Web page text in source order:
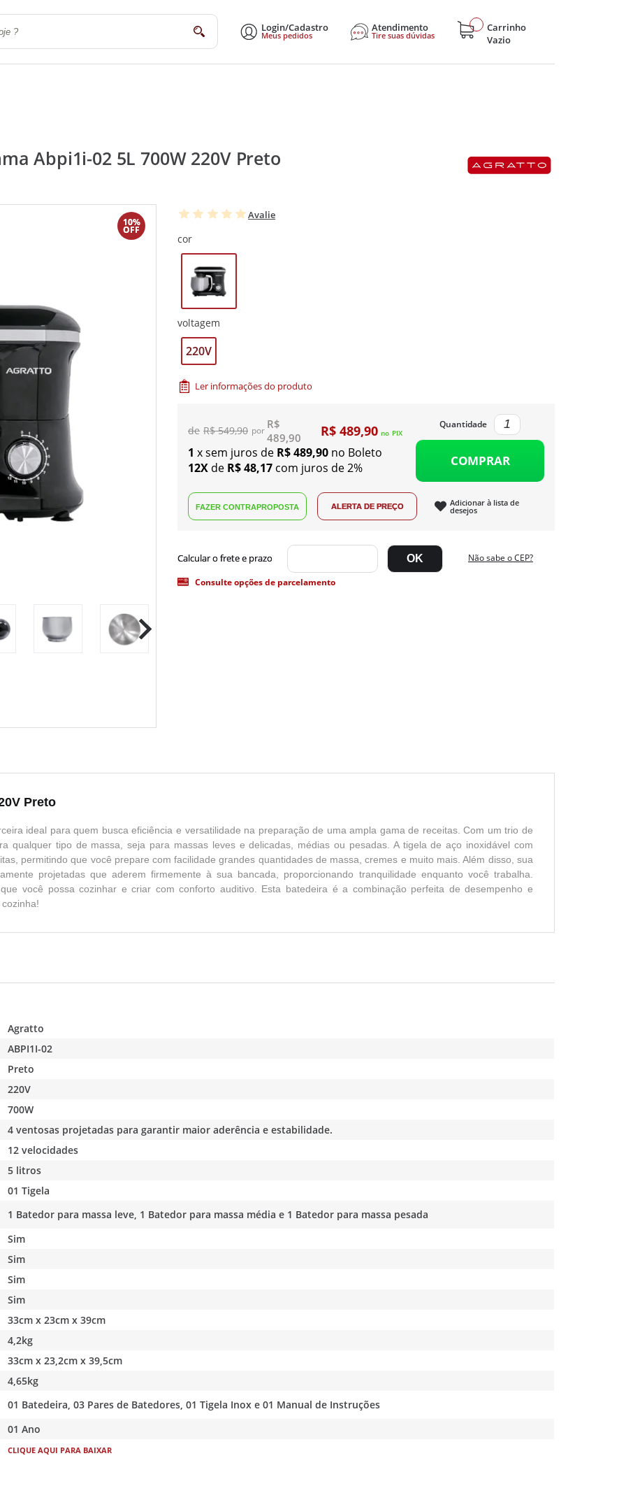
Login/Cadastro
Meus pedidos
Atendimento
Tire suas dúvidas
Carrinho
Vazio
Utilidades Domésticas Eletrodomésticos Eletroportáteis Hobby e Lazer
Abpi1i-02 5L 700W 220V Preto
10%
OFF
Avalie
cor
voltagem
220V
Ler informações do produto
R$ 549,90
R$
489,90
R$ 489,90 no PIX
1 x sem juros de R$ 489,90 no Boleto
12X de R$ 48,17 com juros de 2%
Quantidade
COMPRAR
Adicionar à lista de
desejos
Não sabe o CEP?
Consulte opções de parcelamento
Preto
ideal para quem busca eficiência e versatilidade na preparação de uma ampla gama de receitas. Com um trio de
qualquer tipo de massa, seja para massas leves e delicadas, médias ou pesadas. A tigela de aço inoxidável com
permitindo que você prepare com facilidade grandes quantidades de massa, cremes e muito mais. Além disso, sua
projetadas que aderem firmemente à sua bancada, proporcionando tranquilidade enquanto você trabalha.
você possa cozinhar e criar com conforto auditivo. Esta batedeira é a combinação perfeita de desempenho e
Agratto
ABPI1I-02
Preto
220V
700W
4 ventosas projetadas para garantir maior aderência e estabilidade.
12 velocidades
5 litros
01 Tigela
1 Batedor para massa leve, 1 Batedor para massa média e 1 Batedor para massa pesada
Sim
Sim
Sim
Sim
33cm x 23cm x 39cm
4,2kg
33cm x 23,2cm x 39,5cm
4,65kg
01 Batedeira, 03 Pares de Batedores, 01 Tigela Inox e 01 Manual de Instruções
01 Ano
CLIQUE AQUI PARA BAIXAR